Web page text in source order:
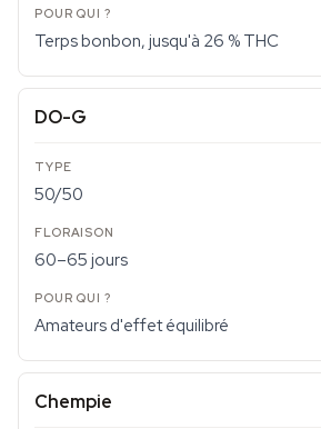
Terps bonbon, jusqu'à 26 % THC
DO-G
50/50
60–65 jours
Amateurs d'effet équilibré
Chempie